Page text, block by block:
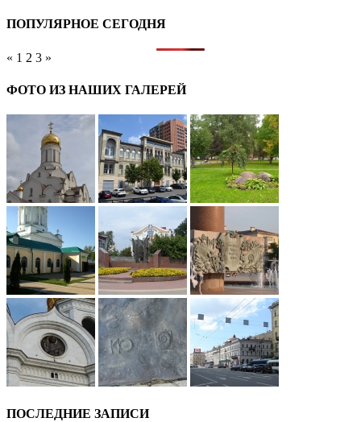
ПОПУЛЯРНОЕ СЕГОДНЯ
« 1 2 3 »
ФОТО ИЗ НАШИХ ГАЛЕРЕЙ
ПОСЛЕДНИЕ ЗАПИСИ